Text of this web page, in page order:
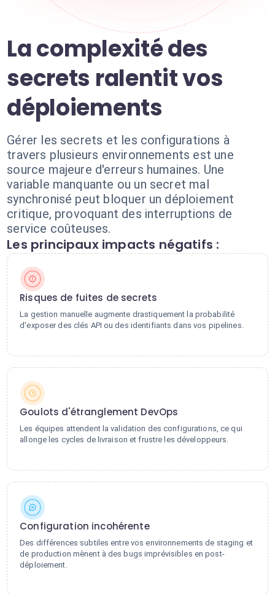
La complexité des
secrets ralentit vos
déploiements
Gérer les secrets et les configurations à
travers plusieurs environnements est une
source majeure d'erreurs humaines. Une
variable manquante ou un secret mal
synchronisé peut bloquer un déploiement
critique, provoquant des interruptions de
service coûteuses.
Les principaux impacts négatifs :
Risques de fuites de secrets
La gestion manuelle augmente drastiquement la probabilité
d'exposer des clés API ou des identifiants dans vos pipelines.
Goulots d'étranglement DevOps
Les équipes attendent la validation des configurations, ce qui
allonge les cycles de livraison et frustre les développeurs.
Configuration incohérente
Des différences subtiles entre vos environnements de staging et
de production mènent à des bugs imprévisibles en post-
déploiement.